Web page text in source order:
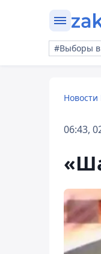
#Выборы в
Новости
06:43,